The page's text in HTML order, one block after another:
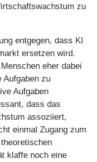
zu
entgegen, dass KI
ersetzen wird.
eher dabei
Aufgaben zu
Aufgaben
dass das
assoziiert,
einmal Zugang zum
klaffe noch eine